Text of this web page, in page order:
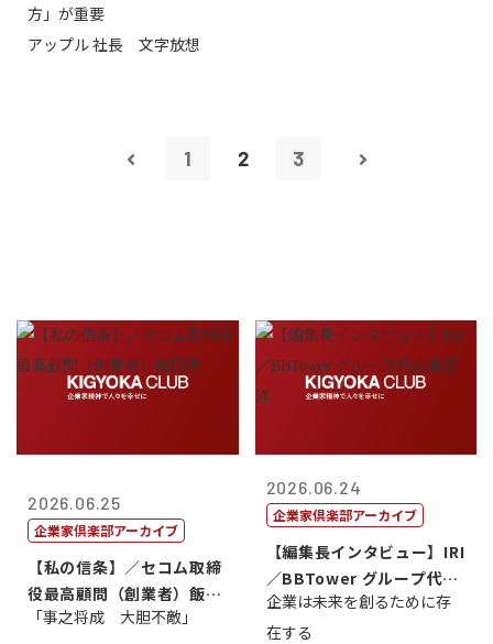
方」が重要
アップル 社長 文字放想
1 2 3
2026.06.25
企業家倶楽部アーカイブ
【私の信条】／セコム取締
役最高顧問（創業者）飯田
亮
「事之将成 大胆不敵」
2026.06.24
企業家倶楽部アーカイブ
【編集長インタビュー】IRI
／BBTower グループ代表
藤...
企業は未来を創るために存
在する